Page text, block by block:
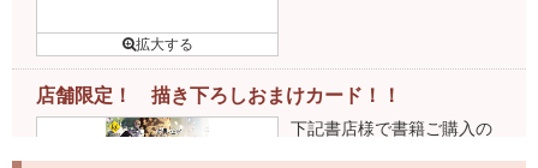
店舗限定！ 描き下ろしおまけカード！！
下記書店様で書籍ご購入の